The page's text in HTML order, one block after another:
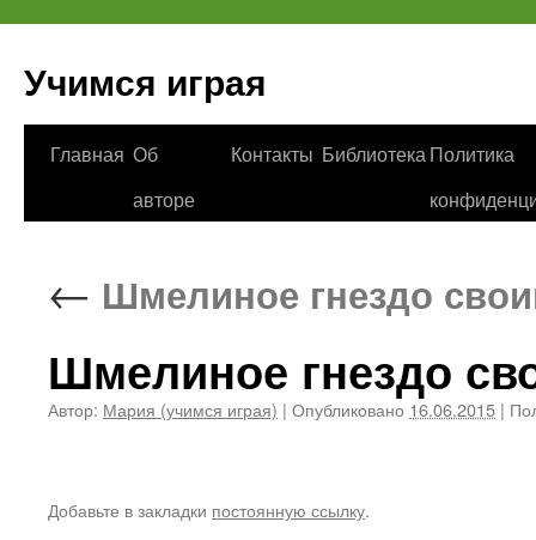
Учимся играя
Перейти
Главная Об
авторе
Контакты Библиотека Политика
← Шмелиное гнездо
Шмелиное гнездо
Автор: Мария (учимся играя) | Опубликовано 16.06.2015 |
Добавьте в закладки постоянную ссылку.